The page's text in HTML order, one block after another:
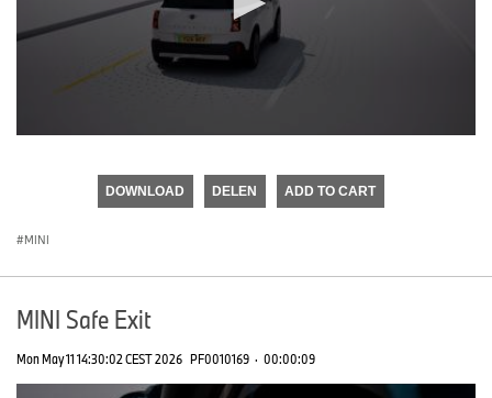
DOWNLOAD DELEN ADD TO CART
MINI
MINI Safe Exit
Mon May 11 14:30:02 CEST 2026 PF0010169 · 00:00:09